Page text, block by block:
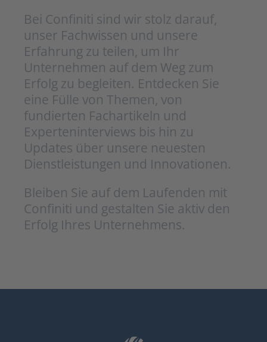
Bei Confiniti sind wir stolz darauf,
unser Fachwissen und unsere
Erfahrung zu teilen, um Ihr
Unternehmen auf dem Weg zum
Erfolg zu begleiten. Entdecken Sie
eine Fülle von Themen, von
fundierten Fachartikeln und
Experteninterviews bis hin zu
Updates über unsere neuesten
Dienstleistungen und Innovationen.
Bleiben Sie auf dem Laufenden mit
Confiniti und gestalten Sie aktiv den
Erfolg Ihres Unternehmens.